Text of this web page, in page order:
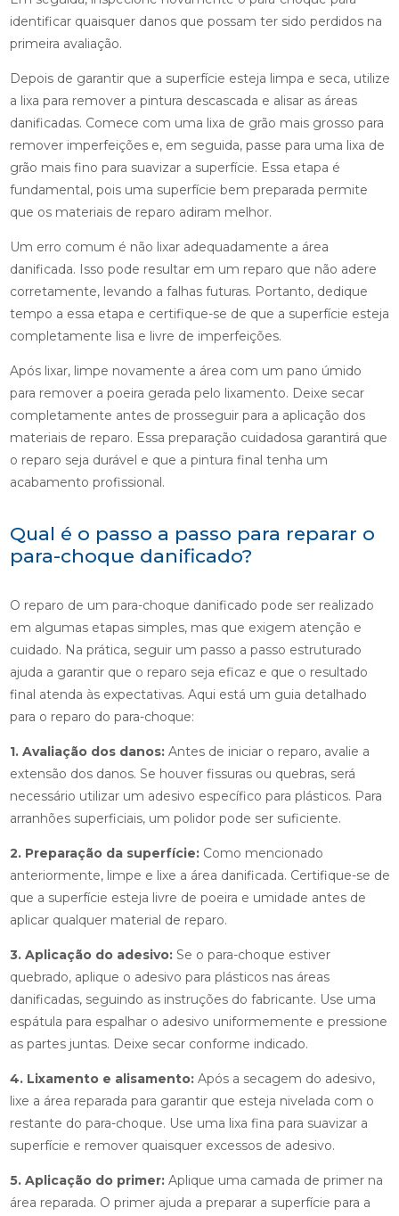
identificar quaisquer danos que possam ter sido perdidos na
primeira avaliação.
Depois de garantir que a superfície esteja limpa e seca, utilize
a lixa para remover a pintura descascada e alisar as áreas
danificadas. Comece com uma lixa de grão mais grosso para
remover imperfeições e, em seguida, passe para uma lixa de
grão mais fino para suavizar a superfície. Essa etapa é
fundamental, pois uma superfície bem preparada permite
que os materiais de reparo adiram melhor.
Um erro comum é não lixar adequadamente a área
danificada. Isso pode resultar em um reparo que não adere
corretamente, levando a falhas futuras. Portanto, dedique
tempo a essa etapa e certifique-se de que a superfície esteja
completamente lisa e livre de imperfeições.
Após lixar, limpe novamente a área com um pano úmido
para remover a poeira gerada pelo lixamento. Deixe secar
completamente antes de prosseguir para a aplicação dos
materiais de reparo. Essa preparação cuidadosa garantirá que
o reparo seja durável e que a pintura final tenha um
acabamento profissional.
Qual é o passo a passo para reparar o
para-choque danificado?
O reparo de um para-choque danificado pode ser realizado
em algumas etapas simples, mas que exigem atenção e
cuidado. Na prática, seguir um passo a passo estruturado
ajuda a garantir que o reparo seja eficaz e que o resultado
final atenda às expectativas. Aqui está um guia detalhado
para o reparo do para-choque:
1. Avaliação dos danos:Antes de iniciar o reparo, avalie a
extensão dos danos. Se houver fissuras ou quebras, será
necessário utilizar um adesivo específico para plásticos. Para
arranhões superficiais, um polidor pode ser suficiente.
2. Preparação da superfície:Como mencionado
anteriormente, limpe e lixe a área danificada. Certifique-se de
que a superfície esteja livre de poeira e umidade antes de
aplicar qualquer material de reparo.
3. Aplicação do adesivo:Se o para-choque estiver
quebrado, aplique o adesivo para plásticos nas áreas
danificadas, seguindo as instruções do fabricante. Use uma
espátula para espalhar o adesivo uniformemente e pressione
as partes juntas. Deixe secar conforme indicado.
4. Lixamento e alisamento:Após a secagem do adesivo,
lixe a área reparada para garantir que esteja nivelada com o
restante do para-choque. Use uma lixa fina para suavizar a
superfície e remover quaisquer excessos de adesivo.
5. Aplicação do primer:Aplique uma camada de primer na
área reparada. O primer ajuda a preparar a superfície para a